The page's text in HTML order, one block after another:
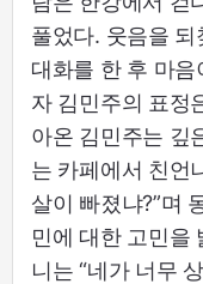
풀었다. 웃음을 되
대화를 한 후 마음
자 김민주의 표정
아온 김민주는 깊
는 카페에서 친언
살이 빠졌냐?”며
민에 대한 고민을
니는 “네가 너무